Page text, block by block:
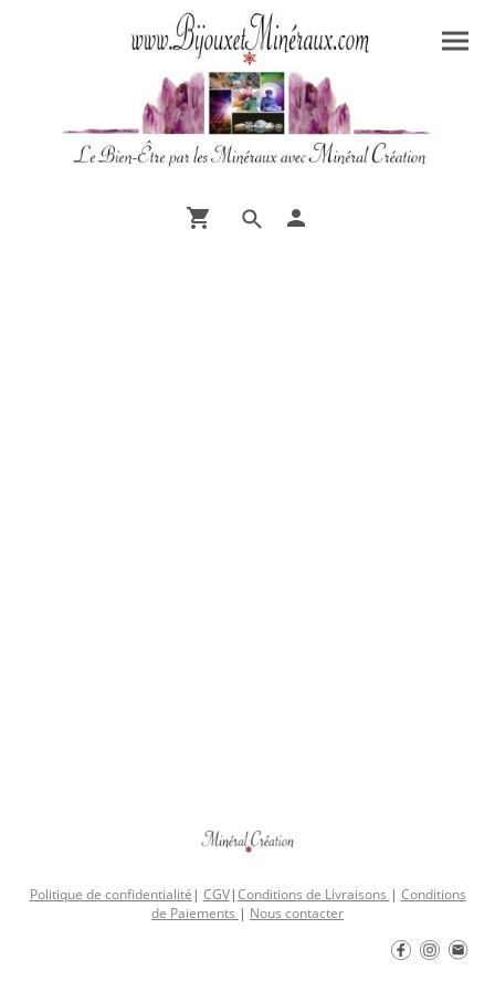
Politique de confidentialité | CGV|Conditions de Livraisons | Conditions
de Paiements | Nous contacter